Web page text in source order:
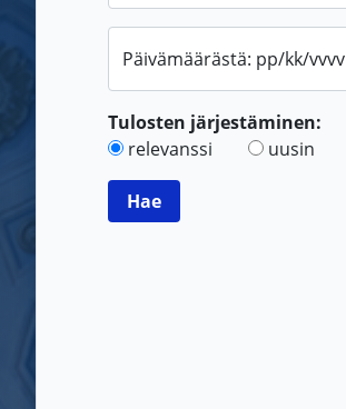
Päivämäärästä: pp/kk/vvvv
Tulosten järjestäminen:
relevanssi
uusin